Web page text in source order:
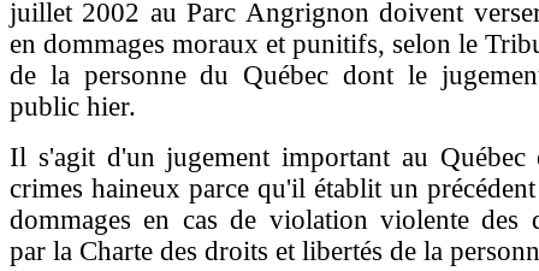
juillet 2002 au Parc Angrignon doivent
en dommages moraux et punitifs, selon le
de la personne du Québec dont le
public hier.
Il s'agit d'un jugement important au Québec
crimes haineux parce qu'il établit un
dommages en cas de violation violente des
par la Charte des droits et libertés de la